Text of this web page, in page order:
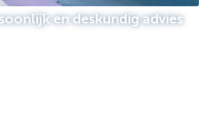
en deskundig advies